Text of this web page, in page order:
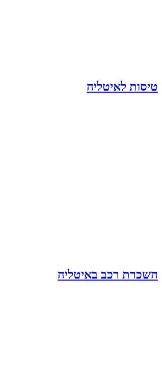
טיסות לאיטליה
השכרת רכב באיטליה